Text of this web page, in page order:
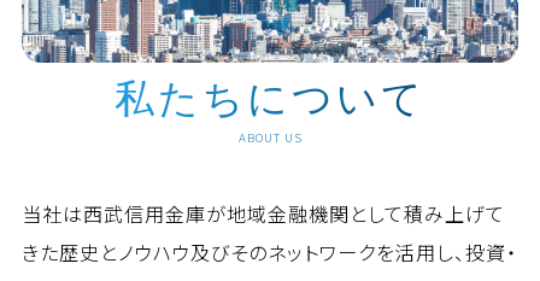
私たちについて
ABOUT US
当社は西武信用金庫が地域金融機関として積み上げて
きた歴史とノウハウ及びそのネットワークを活用し、投資・